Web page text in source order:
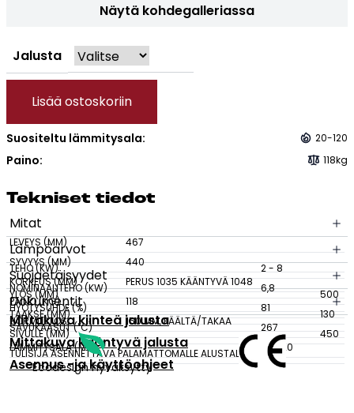
Aukonylitysratkaisut ja
Kohdegalleria
Vastuullisuus
Tiilityökalu
Esitteet
Verkkokauppa
Kamiinat ja kevyet tulisijat
Grillit ja pihakeittiöt
Tiilet
Laastit
Kiukaat ja kiuaskivet
Outlet
Käyttöehdot
Näytä kohdegalleriassa
Jalusta
Lisää ostoskoriin
Suositeltu lämmitysala: 20-120
Paino: 118kg
Tek­ni­set tie­dot
Mitat
LEVEYS (MM)
467
SYVYYS (MM)
440
KORKEUS (MM)
PERUS 1035 KÄÄNTYVÄ 1048
PAINO (KG)
118
HORMILIITOS
150 MM, PÄÄLTÄ/TAKAA
Lämpöarvot
TEHO (KW)
2 - 8
NOMINAALITEHO (KW)
6,8
HYÖTYSUHDE (%)
81
SAVUKAASUT (˚C)
267
LÄMMITYSALA (M2)
20-120
Suojaetäisyydet
YLÖS (MM)
500
TAAKSE (MM)
130
SIVULLE (MM)
450
TULISIJA ASENNETTAVA PALAMATTOMALLE ALUSTALLE.
Dokumentit
Mittakuva kiinteä jalusta
Mittakuva kääntyvä jalusta
Asennus -ja käyttöohjeet
Ecodesign hyväksytty